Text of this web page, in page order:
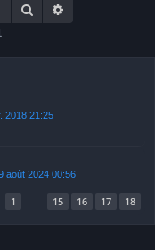
Rechercher
2018 21:25
août 2024 00:56
1 15 16 17 18